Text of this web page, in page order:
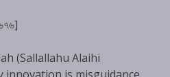
(Sallallahu Alaihi
innovation is misguidance